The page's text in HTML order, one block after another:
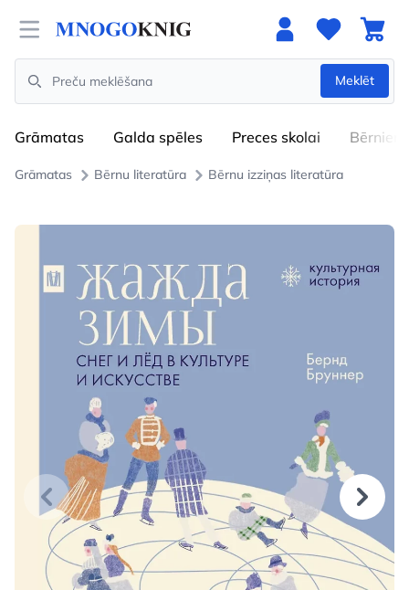
Open menu
Search
Meklēt
Grāmatas Galda spēles Preces skolai Bērniem
Grāmatas Bērnu literatūra Bērnu izziņas literatūra